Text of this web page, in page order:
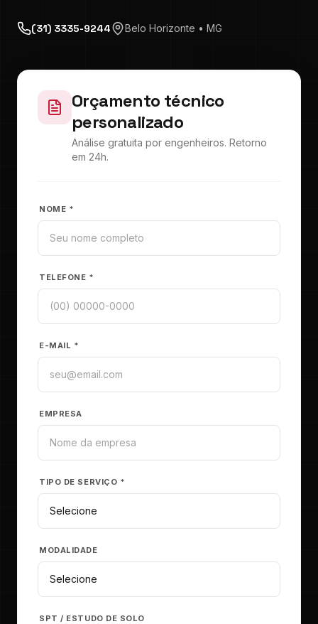
(31) 3335-9244 Belo Horizonte • MG
Orçamento técnico
personalizado
Análise gratuita por engenheiros. Retorno
em 24h.
NOME *
TELEFONE *
E-MAIL *
EMPRESA
TIPO DE SERVIÇO *
MODALIDADE
SPT / ESTUDO DE SOLO